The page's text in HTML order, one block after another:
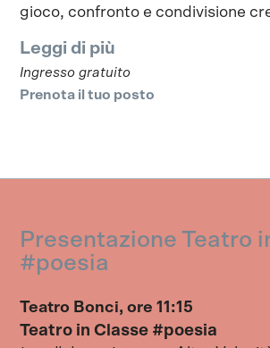
gioco, confronto e condivisione
Leggi di più
Ingresso gratuito
Prenota il tuo posto
Presentazione Teatro
#poesia
Teatro Bonci, ore 11:15
Teatro in Classe #poesia